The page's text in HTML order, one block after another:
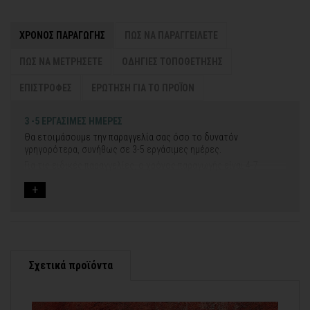
ΧΡΟΝΟΣ ΠΑΡΑΓΩΓΗΣ
3 -5 ΕΡΓΑΣΙΜΕΣ ΗΜΕΡΕΣ
Θα ετοιμάσουμε την παραγγελία σας όσο το δυνατόν
γρηγορότερα, συνήθως σε 3-5 εργάσιμες ημέρες.
Εάν η αποστολή πραγματοποιείται κατά τη διάρκεια μεγάλων
Σχετικά προϊόντα